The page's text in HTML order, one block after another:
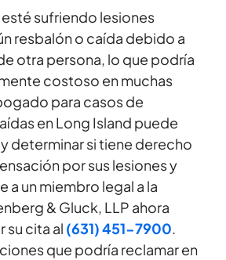
sufriendo lesiones
resbalón o caída debido a
otra persona, lo que podría
costoso en muchas
para casos de
en Long Island puede
determinar si tiene derecho
por sus lesiones y
a un miembro legal a la
& Gluck, LLP ahora
su cita al (631) 451-7900
que podría reclamar en